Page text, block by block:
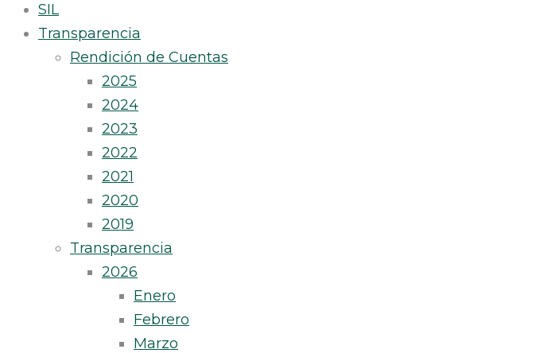
SIL
Transparencia
Rendición de Cuentas
2025
2024
2023
2022
2021
2020
2019
Transparencia
2026
Enero
Febrero
Marzo